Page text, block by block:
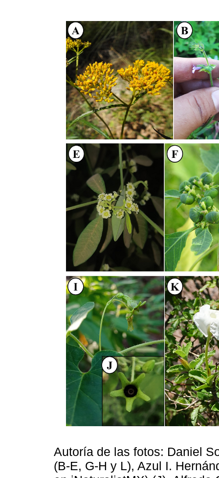
Autoría de las fotos: Daniel
(B-E, G-H y L), Azul I.